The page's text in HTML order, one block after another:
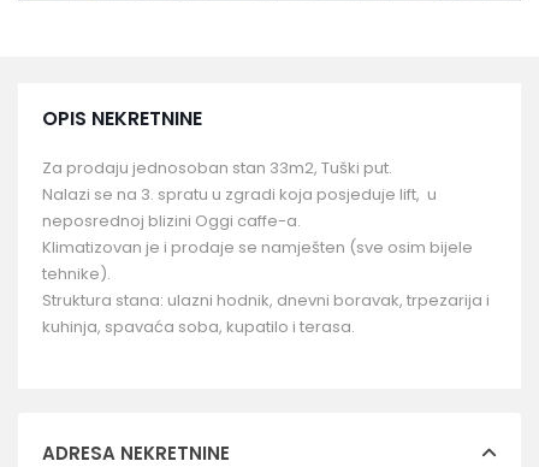
OPIS NEKRETNINE
Za prodaju jednosoban stan 33m2, Tuški put.
Nalazi se na 3. spratu u zgradi koja posjeduje lift, u
neposrednoj blizini Oggi caffe-a.
Klimatizovan je i prodaje se namješten (sve osim bijele
tehnike).
Struktura stana: ulazni hodnik, dnevni boravak, trpezarija i
kuhinja, spavaća soba, kupatilo i terasa.
ADRESA NEKRETNINE